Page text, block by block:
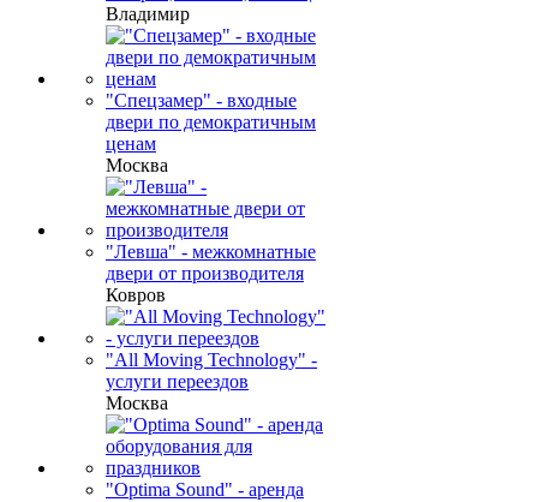
Владимир
"Спецзамер" - входные
двери по демократичным
ценам
Москва
"Левша" - межкомнатные
двери от производителя
Ковров
"All Moving Technology" -
услуги переездов
Москва
"Optima Sound" - аренда